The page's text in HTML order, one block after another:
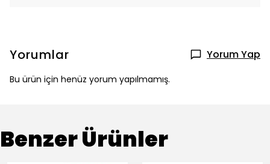
Yorumlar Yorum Yap
Bu ürün için henüz yorum yapılmamış.
Benzer Ürünler